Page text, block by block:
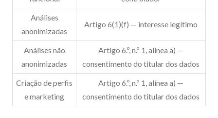
Análises
anonimizadas
Artigo 6(1)(f) — interesse legítimo
Análises não
anonimizadas
Artigo 6.º, n.º 1, alínea a) —
consentimento do titular dos dados
Criação de perfis
e marketing
Artigo 6.º, n.º 1, alínea a) —
consentimento do titular dos dados